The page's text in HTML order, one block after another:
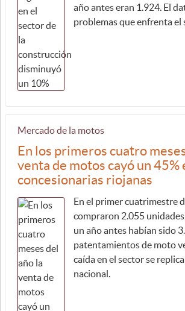
año antes eran 1.924. El
problemas que enfrenta el
Mercado de la motos
En los primeros cuatro
venta de motos cayó un 45%
concesionarias riojanas
En el primer cuatrimestre
compraron 2.055
un año antes habían sido
patentamientos de moto
caída en el sector se
nacional.